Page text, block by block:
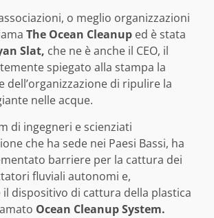
o meglio organizzazioni
The Ocean Cleanup ed è stata
Slat, che ne è anche il CEO, il
spiegato alla stampa la
dell’organizzazione di ripulire la
nelle acque.
di ingegneri e scienziati
che ha sede nei Paesi Bassi, ha
barriere per la cattura dei
fluviali autonomi e,
dispositivo di cattura della plastica
Ocean Cleanup System.